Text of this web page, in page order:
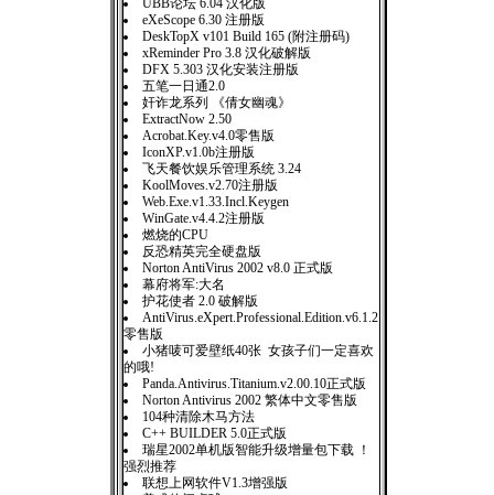
UBB论坛 6.04 汉化版
eXeScope 6.30 注册版
DeskTopX v101 Build 165 (附注册码)
xReminder Pro 3.8 汉化破解版
DFX 5.303 汉化安装注册版
五笔一日通2.0
奸诈龙系列 《倩女幽魂》
ExtractNow 2.50
Acrobat.Key.v4.0零售版
IconXP.v1.0b注册版
飞天餐饮娱乐管理系统 3.24
KoolMoves.v2.70注册版
Web.Exe.v1.33.Incl.Keygen
WinGate.v4.4.2注册版
燃烧的CPU
反恐精英完全硬盘版
Norton AntiVirus 2002 v8.0 正式版
幕府将军:大名
护花使者 2.0 破解版
AntiVirus.eXpert.Professional.Edition.v6.1.2
零售版
小猪唛可爱壁纸40张 女孩子们一定喜欢
的哦!
Panda.Antivirus.Titanium.v2.00.10正式版
Norton Antivirus 2002 繁体中文零售版
104种清除木马方法
C++ BUILDER 5.0正式版
瑞星2002单机版智能升级增量包下载 ！
强烈推荐
联想上网软件V1.3增强版